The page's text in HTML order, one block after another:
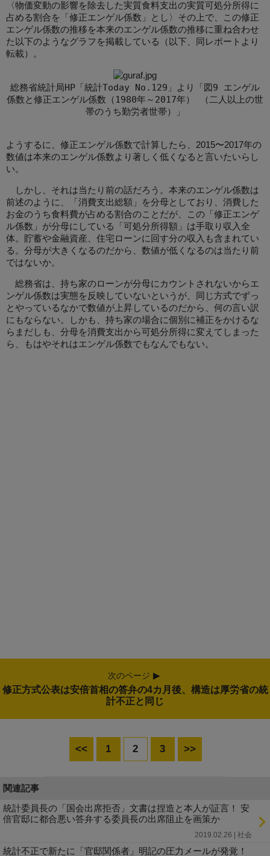
〈物価変動の影響を除去した実質食料支出の実質可処分所得に
占める割合を「修正エンゲル係数」とし〉その上で、この修正
エンゲル係数の推移を本来のエンゲル係数の推移に重ね合わせ
た以下のようなグラフを掲載している（以下、同レポートより
転載）。
総務省統計局HP「統計Today No.129」より「図9 エンゲル
係数と修正エンゲル係数（1980年～2017年） （二人以上の世
帯のうち勤労者世帯）」
ようするに、修正エンゲル係数で計算したら、2015〜2017年の
数値は本来のエンゲル係数より著しく低くなると言いたいらし
い。
しかし、それは当たり前の話だろう。本来のエンゲル係数は
前述のように、「消費支出総額」を分母としており、消費した
お金のうち食料費が占める割合のことだが、この「修正エンゲ
ル係数」が分母にしている「可処分所得額」は手取り収入全
体。貯蓄や金融資産、住宅ローンに回す分の収入も含まれてい
る。分母が大きくなるのだから、数値が低くなるのは当たり前
ではないか。
総務省は、持ち家のローンが分母にカウントされないからエ
ンゲル係数は実態を反映していないというが、同じ方式でずっ
とやっているなかで数値が上昇しているのだから、何の言い訳
にもならない。しかも、持ち家の場合に個別に補正をかけるな
らまだしも、分母を消費支出から可処分所得に変えてしまった
ら、もはやそれはエンゲル係数でもなんでもない。
次のページ
修正方式公表は安倍首相の答弁の4カ月後、構造は厚労省の統
計不正と同じ
<< 1 2 3 >>
関連記事
統計委員長の「国会出席拒否」文書は捏造と本人が証言！ 安
倍官邸に都合悪い答弁する委員長の出席阻止を画策か
2019.02.26 | 社会
統計不正で新たに「官邸関係者」明記の圧力メールが発覚！